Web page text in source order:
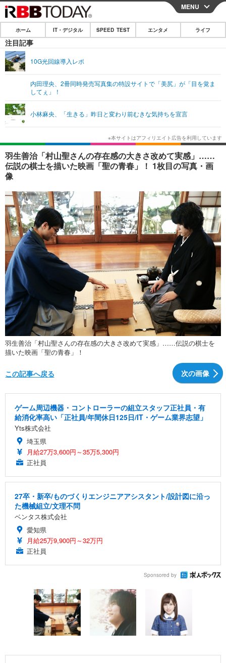
CLOSE
ホーム
IT・デジタル
ネタ
ショッピング その他
エンタメTOP 映画・ドラマ
韓国・芸能
音楽 スポーツ
ショッピング その他
ライフ
ライフTOP グルメ
ペット ショッピング
リリース一覧
プッシュ通知の停止方法
MENU
ホーム IT・デジタル SPEED TEST エンタメ ライフ
注目記事
10G光回線導入レポ
内田理央、2冊同時発売写真集の特設サイトで「美尻」が「目を覚ま
してぇ」！
小林麻央、「生きる」昨日と変わり前むきな気持ちを宣言
羽生善治「村山聖さんの存在感の大きさ改めて実感」……
伝説の棋士を描いた映画「聖の青春」！ 1枚目の写真・画
像
羽生善治「村山聖さんの存在感の大きさ改めて実感」……伝説の棋士を
描いた映画「聖の青春」！
次の画像
この記事へ戻る
ゲーム周辺機器・コントローラーの組立スタッフ正社員・有
給消化率高い「正社員/年間休日125日/IT・ゲーム業界志望」
Yts株式会社
埼玉県
月給27万3,600円～35万5,300円
正社員
27卒・新卒/ものづくりエンジニアアシスタント/設計図に沿っ
た機械組立/文理不問
ベンタス株式会社
愛知県
月給25万9,900円～32万円
正社員
Sponsored by